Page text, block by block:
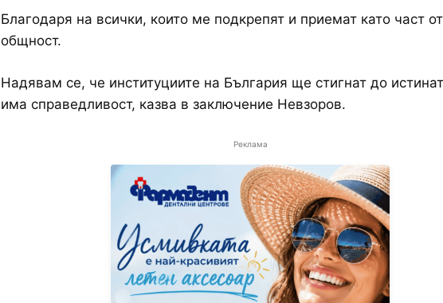
Благодаря на всички, които ме подкрепят и приемат като част
общност.
Надявам се, че институциите на България ще стигнат до
има справедливост, казва в заключение Невзоров.
Реклама